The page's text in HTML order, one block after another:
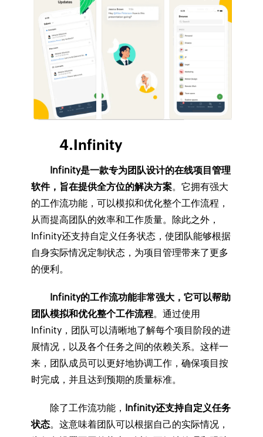
4.Infinity
Infinity是一款专为团队设计的在线项目管理
软件，旨在提供全方位的解决方案。它拥有强大
的工作流功能，可以模拟和优化整个工作流程，
从而提高团队的效率和工作质量。除此之外，
Infinity还支持自定义任务状态，使团队能够根据
自身实际情况定制状态，为项目管理带来了更多
的便利。
Infinity的工作流功能非常强大，它可以帮助
团队模拟和优化整个工作流程。通过使用
Infinity，团队可以清晰地了解每个项目阶段的进
展情况，以及各个任务之间的依赖关系。这样一
来，团队成员可以更好地协调工作，确保项目按
时完成，并且达到预期的质量标准。
除了工作流功能， Infinity还支持自定义任务
状态。这意味着团队可以根据自己的实际情况，